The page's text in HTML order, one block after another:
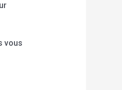
vous